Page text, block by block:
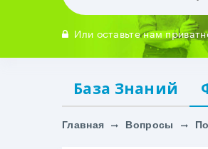
Или оставьте нам
База Знаний
Главная Вопросы